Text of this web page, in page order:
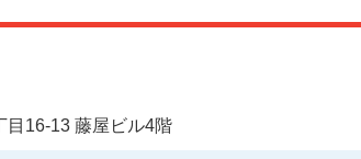
目16-13 藤屋ビル4階